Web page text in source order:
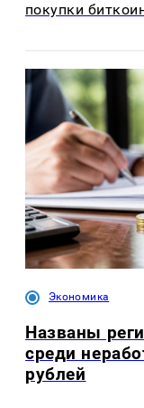
покупки
Экономика
Названы
среди
рублей